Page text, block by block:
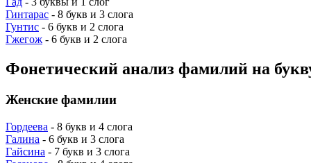
Гинтарас - 8 букв и 3 слога
Гунтис - 6 букв и 2 слога
Гжегож - 6 букв и 2 слога
Фонетический анализ фамилий на
Женские фамилии
Гордеева - 8 букв и 4 слога
Галина - 6 букв и 3 слога
Гайсина - 7 букв и 3 слога